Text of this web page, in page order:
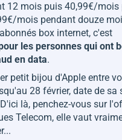
12 mois puis 40,99€/mois
mois pendant douze
box internet, c'est
les personnes qui ont
en data.
petit bijou d'Apple entre
28 février, date de sa
là, penchez-vous sur
Telecom, elle vaut